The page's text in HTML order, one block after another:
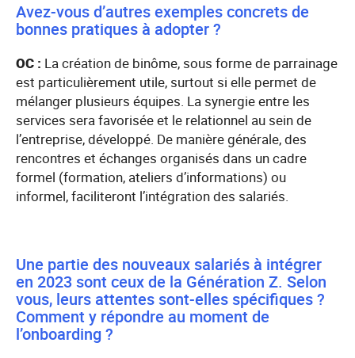
Avez-vous d’autres exemples concrets de
bonnes pratiques à adopter ?
OC : La création de binôme, sous forme de parrainage
est particulièrement utile, surtout si elle permet de
mélanger plusieurs équipes. La synergie entre les
services sera favorisée et le relationnel au sein de
l’entreprise, développé. De manière générale, des
rencontres et échanges organisés dans un cadre
formel (formation, ateliers d’informations) ou
informel, faciliteront l’intégration des salariés.
Une partie des nouveaux salariés à intégrer
en 2023 sont ceux de la Génération Z. Selon
vous, leurs attentes sont-elles spécifiques ?
Comment y répondre au moment de
l’onboarding ?